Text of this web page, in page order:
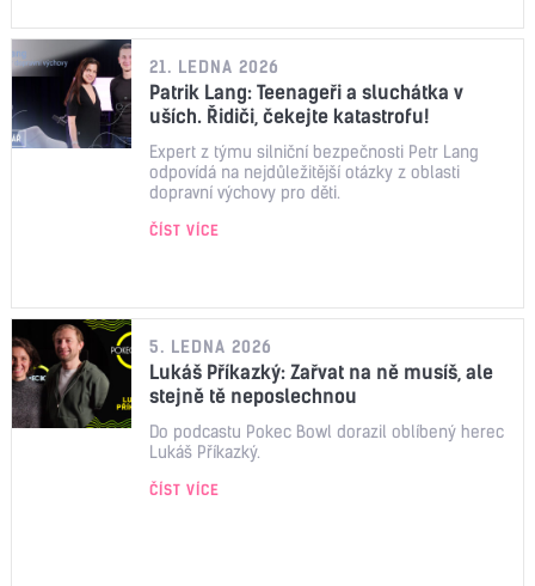
21. LEDNA 2026
Patrik Lang: Teenageři a sluchátka v
uších. Řidiči, čekejte katastrofu!
Expert z týmu silniční bezpečnosti Petr Lang
odpovídá na nejdůležitější otázky z oblasti
dopravní výchovy pro děti.
ČÍST VÍCE
5. LEDNA 2026
Lukáš Příkazký: Zařvat na ně musíš, ale
stejně tě neposlechnou
Do podcastu Pokec Bowl dorazil oblíbený herec
Lukáš Příkazký.
ČÍST VÍCE